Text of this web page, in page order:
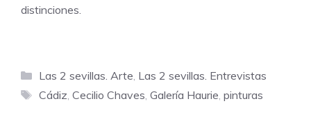
distinciones.
Categorías
Las 2 sevillas. Arte, Las 2 sevillas. Entrevistas
Etiquetas
Cádiz, Cecilio Chaves, Galería Haurie, pinturas